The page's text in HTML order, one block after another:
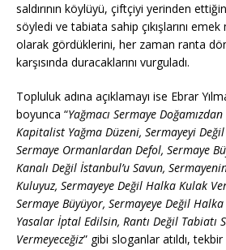
saldırının köylüyü, çiftçiyi yerinden
söyledi ve tabiata sahip çıkışlarını
olarak gördüklerini, her zaman ranta
karşısında duracaklarını vurguladı.
Topluluk adına açıklamayı ise Ebrar
boyunca “Yağmacı Sermaye
Kapitalist Yağma Düzeni, Sermayeyi Değil
Sermaye Ormanlardan Defol, Sermaye
Kanalı Değil İstanbul’u Savun,
Kuluyuz, Sermayeye Değil Halka Kulak
Sermaye Büyüyor, Sermayeye Değil
Yasalar İptal Edilsin, Rantı Değil Tabiatı
Vermeyeceğiz” gibi sloganlar atıldı,